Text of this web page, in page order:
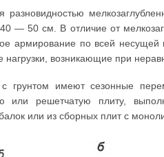
разновидностью
— 50 см. В отличие от
армирование по всей
нагрузки, возникающие при
грунтом имеют сезонные
или решетчатую плиту,
или из сборных плит с